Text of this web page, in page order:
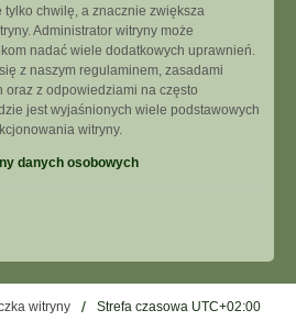
chwilę, a znacznie zwiększa
Administrator witryny może
nadać wiele dodatkowych uprawnień.
z naszym regulaminem, zasadami
z odpowiedziami na często
jest wyjaśnionych wiele podstawowych
witryny.
danych osobowych
witryny Strefa czasowa UTC+02:00